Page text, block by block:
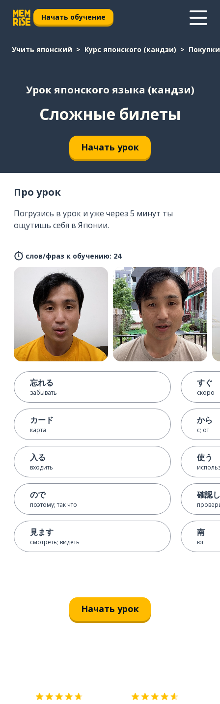
Начать обучение
Учить японский Курс японского (кандзи) Покупки
Урок японского языка (кандзи)
Сложные билеты
Начать урок
Про урок
Погрузись в урок и уже через 5 минут ты
ощутишь себя в Японии.
слов/фраз к обучению: 24
忘れる
забывать
カード
карта
入る
входить
ので
поэтому; так что
見ます
смотреть; видеть
すぐ
скоро
から
с; от
使う
確認
南
юг
Начать урок